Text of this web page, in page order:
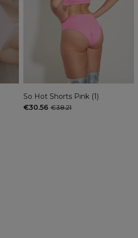
So Hot Shorts Pink (1)
€30.56 €38.21